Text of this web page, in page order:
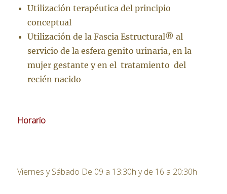
Utilización terapéutica del principio
conceptual
Utilización de la Fascia Estructural® al
servicio de la esfera genito urinaria, en la
mujer gestante y en el tratamiento del
recién nacido
Horario
Viernes y Sábado De 09 a 13:30h y de 16 a 20:30h